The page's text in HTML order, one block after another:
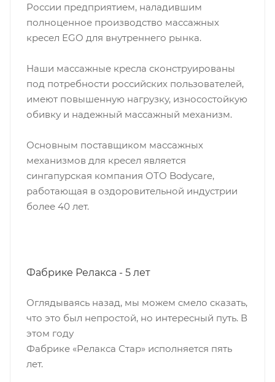
России предприятием, наладившим
полноценное производство массажных
кресел EGO для внутреннего рынка.
Наши массажные кресла сконструированы
под потребности российских пользователей,
имеют повышенную нагрузку, износостойкую
обивку и надежный массажный механизм.
Основным поставщиком массажных
механизмов для кресел является
сингапурская компания ОТО Bodycare,
работающая в оздоровительной индустрии
более 40 лет.
Фабрике Релакса - 5 лет
Оглядываясь назад, мы можем смело сказать,
что это был непростой, но интересный путь. В
этом году
Фабрике «Релакса Стар» исполняется пять
лет.